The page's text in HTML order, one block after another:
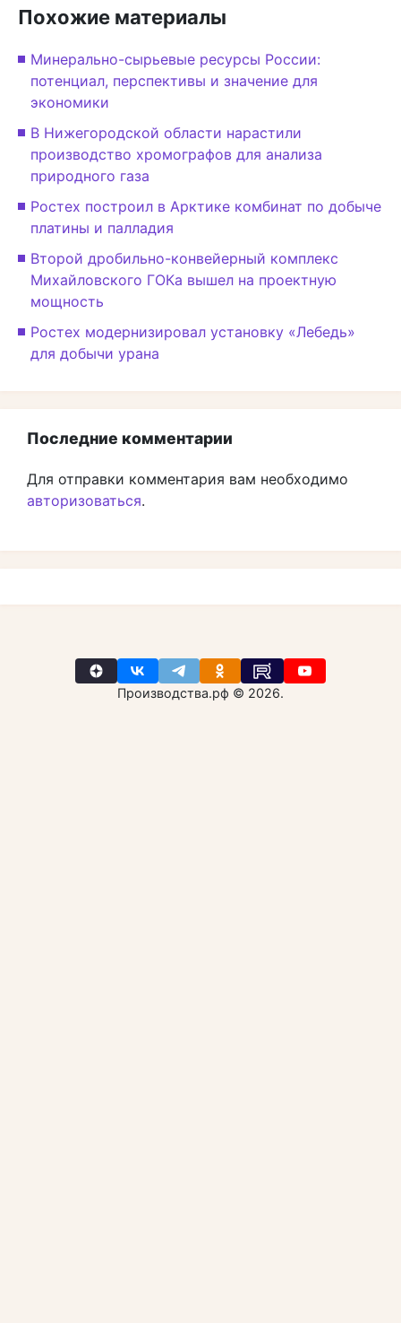
Похожие материалы
Минерально-сырьевые ресурсы России:
потенциал, перспективы и значение для
экономики
В Нижегородской области нарастили
производство хромографов для анализа
природного газа
Ростех построил в Арктике комбинат по добыче
платины и палладия
Второй дробильно-конвейерный комплекс
Михайловского ГОКа вышел на проектную
мощность
Ростех модернизировал установку «Лебедь»
для добычи урана
Последние комментарии
Для отправки комментария вам необходимо
авторизоваться.
Производства.рф © 2026.